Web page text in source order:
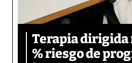
Terapia dirigida
% riesgo de